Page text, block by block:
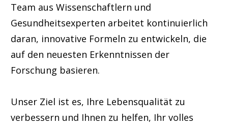
Team aus Wissenschaftlern und
Gesundheitsexperten arbeitet kontinuierlich
daran, innovative Formeln zu entwickeln, die
auf den neuesten Erkenntnissen der
Forschung basieren.
Unser Ziel ist es, Ihre Lebensqualität zu
verbessern und Ihnen zu helfen, Ihr volles